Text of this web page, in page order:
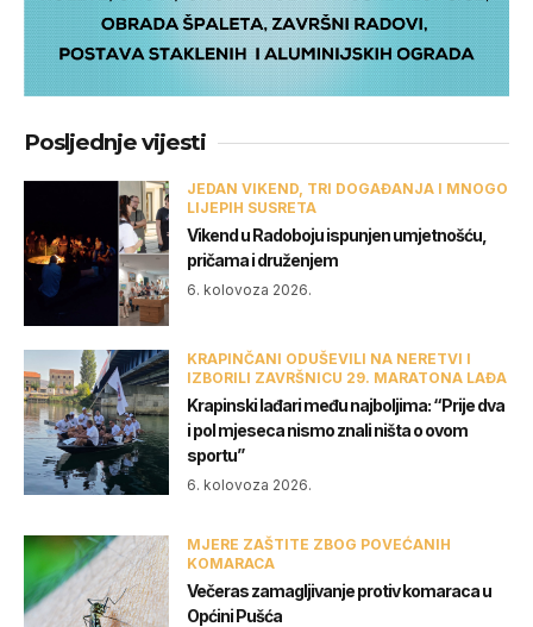
Posljednje vijesti
JEDAN VIKEND, TRI DOGAĐANJA I MNOGO
LIJEPIH SUSRETA
Vikend u Radoboju ispunjen umjetnošću,
pričama i druženjem
6. kolovoza 2026.
KRAPINČANI ODUŠEVILI NA NERETVI I
IZBORILI ZAVRŠNICU 29. MARATONA LAĐA
Krapinski lađari među najboljima: “Prije dva
i pol mjeseca nismo znali ništa o ovom
sportu”
6. kolovoza 2026.
MJERE ZAŠTITE ZBOG POVEĆANIH
KOMARACA
Večeras zamagljivanje protiv komaraca u
Općini Pušća